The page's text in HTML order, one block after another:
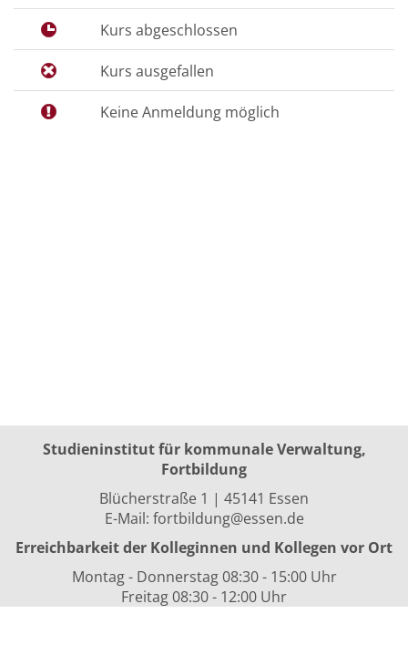
Kurs abgeschlossen
Kurs ausgefallen
Keine Anmeldung möglich
Studieninstitut für kommunale Verwaltung,
Fortbildung
Blücherstraße 1 | 45141 Essen
E-Mail: fortbildung@essen.de
Erreichbarkeit der Kolleginnen und Kollegen vor Ort
Montag - Donnerstag 08:30 - 15:00 Uhr
Freitag 08:30 - 12:00 Uhr